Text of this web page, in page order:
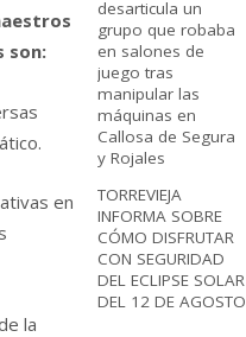
son:
en
la
desarticula un
grupo que robaba
en salones de
juego tras
manipular las
máquinas en
Callosa de Segura
y Rojales
TORREVIEJA
INFORMA SOBRE
CÓMO DISFRUTAR
CON SEGURIDAD
DEL ECLIPSE SOLAR
DEL 12 DE AGOSTO